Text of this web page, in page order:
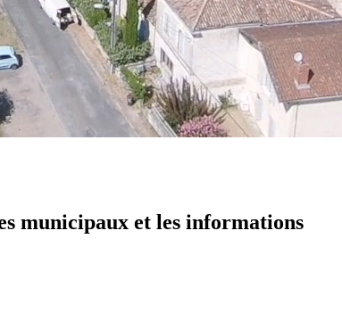
municipaux et les informations